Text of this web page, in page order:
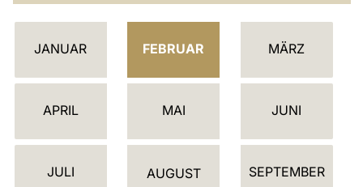
K
L
D
JANUAR FEBRUAR MÄRZ
APRIL MAI JUNI
JULI AUGUST SEPTEMBER